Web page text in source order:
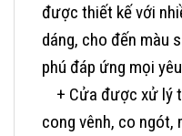
được thiết kế với
dáng, cho đến màu
phú đáp ứng mọi
+ Cửa được xử lý
cong vênh, co ngót,